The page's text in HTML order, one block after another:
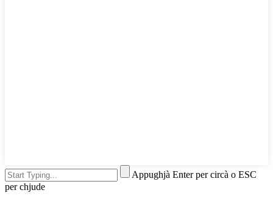
Appughjà Enter per circà o ESC
per chjude